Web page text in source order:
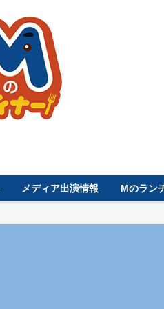
メディア出演情報 Mのラン